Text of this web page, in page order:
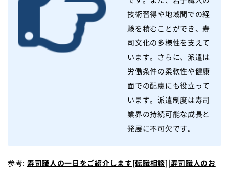
技術習得や地域間での経
験を積むことができ、寿
司文化の多様性を支えて
います。さらに、派遣は
労働条件の柔軟性や健康
面での配慮にも役立って
います。派遣制度は寿司
業界の持続可能な成長と
発展に不可欠です。
参考: 寿司職人の一日をご紹介します[転職相談]|寿司職人のお